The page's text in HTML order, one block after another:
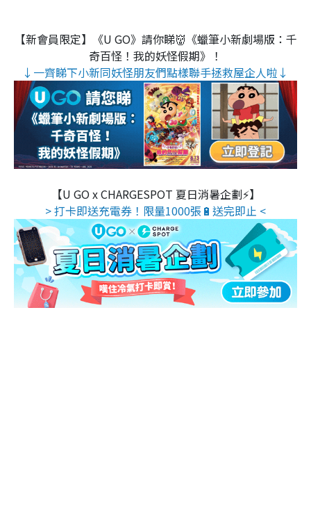
【新會員限定】《U GO》請你睇👹《蠟筆小新劇場版：千
奇百怪！我的妖怪假期》！
↓一齊睇下小新同妖怪朋友們點樣聯手拯救屋企人啦↓
【U GO x CHARGESPOT 夏日消暑企劃⚡】
> 打卡即送充電券！限量1000張🔋送完即止 <